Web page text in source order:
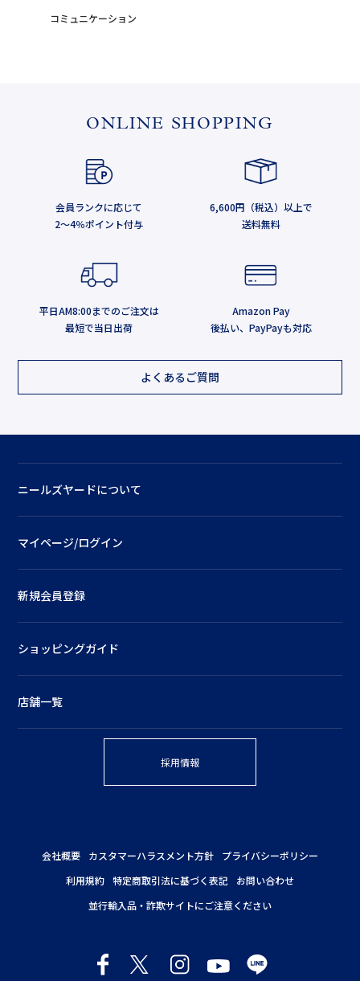
コミュニケーション
ONLINE SHOPPING
会員ランクに応じて
2～4％ポイント付与
6,600円（税込）以上で
送料無料
平日AM8:00までのご注文は
最短で当日出荷
Amazon Pay
後払い、PayPayも対応
よくあるご質問
ニールズヤードについて
マイページ/ログイン
新規会員登録
ショッピングガイド
店舗一覧
採用情報
会社概要 カスタマーハラスメント方針
プライバシーポリシー
利用規約 特定商取引法に基づく表記
お問い合わせ
並行輸入品・詐欺サイトにご注意ください